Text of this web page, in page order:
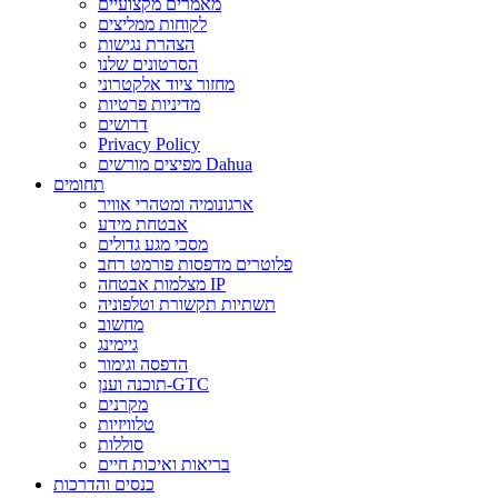
מאמרים מקצועיים
לקוחות ממליצים
הצהרת נגישות
הסרטונים שלנו
מחזור ציוד אלקטרוני
מדיניות פרטיות
דרושים
Privacy Policy
מפיצים מורשים Dahua
תחומים
ארגונומיה ומטהרי אוויר
אבטחת מידע
מסכי מגע גדולים
פלוטרים מדפסות פורמט רחב
מצלמות אבטחה IP
תשתיות תקשורת וטלפוניה
מחשוב
גיימינג
הדפסה וגימור
תוכנה וענן-GTC
מקרנים
טלוויזיות
סוללות
בריאות ואיכות חיים
כנסים והדרכות